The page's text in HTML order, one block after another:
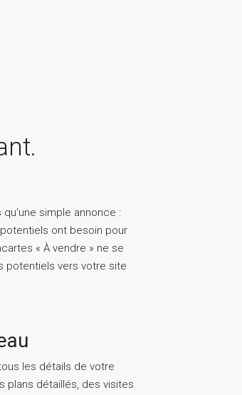
simple annonce :
ont besoin pour
« À vendre » ne se
potentiels vers votre site
les détails de votre
plans détaillés, des visites